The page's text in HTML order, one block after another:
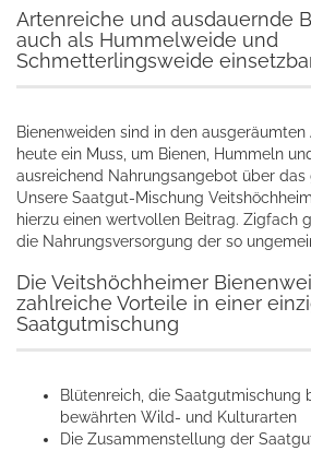
Artenreiche und ausdauernde
auch als Hummelweide und
Schmetterlingsweide
Bienenweiden sind in den
heute ein Muss, um Bienen, Hummeln
ausreichend Nahrungsangebot über das
Unsere Saatgut-Mischung
hierzu einen wertvollen Beitrag. Zigfach
die Nahrungsversorgung der so
Die Veitshöchheimer
zahlreiche Vorteile in einer
Saatgutmischung
Blütenreich, die Saatgutmischung
bewährten Wild- und Kulturarten
Die Zusammenstellung der